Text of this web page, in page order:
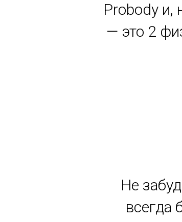
Probody и,
— это 2
Не
всегда